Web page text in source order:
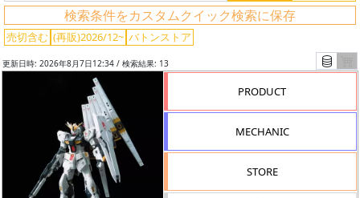
検索条件をカスタムクイック検索に保存
売切含む (再販)2026/12~ バトンストア
更新日時: 2026年8月7日12:34 / 検索結果: 13
PRODUCT
MECHANIC
STORE